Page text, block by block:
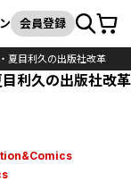
検索
会員登録カート
夏目利久の出版社改革
利久の出版社改革